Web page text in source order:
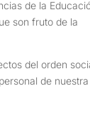
de la
son fruto de la
del orden
de nuestra